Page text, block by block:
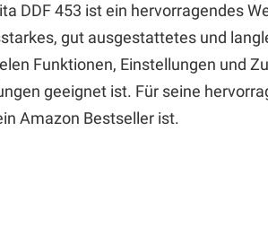
DDF 453 ist ein hervorragendes
gut ausgestattetes und
Funktionen, Einstellungen und
geeignet ist. Für seine
Amazon Bestseller ist.